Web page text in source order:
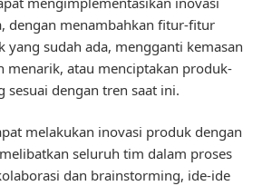
dengan menambahkan fitur-fitur
yang sudah ada, mengganti kemasan
menarik, atau menciptakan produk-
sesuai dengan tren saat ini.
melakukan inovasi produk dengan
seluruh tim dalam proses
dan brainstorming, ide-ide